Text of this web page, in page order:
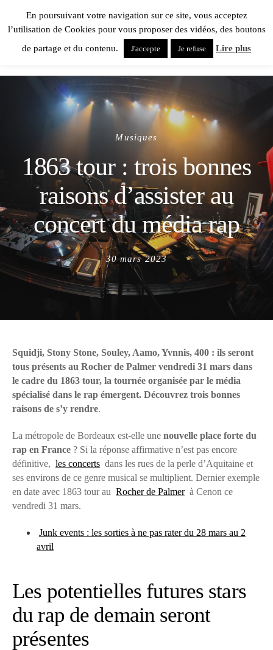
Musiques
1863 tour : trois bonnes
raisons d’assister au
concert du média rap
Posted
on
30 mars 2023
Squidji, Stony Stone, Souley, Aamo, Yvnnis, 400 : ils seront
tous présents au Rocher de Palmer vendredi 31 mars dans
le cadre du 1863 tour, la tournée organisée par le média
spécialisé dans le rap émergent. Découvrez trois bonnes
raisons de s’y rendre.
La métropole de Bordeaux est-elle une nouvelle place forte du
rap en France ? Si la réponse affirmative n’est pas encore
définitive, les concerts dans les rues de la perle d’Aquitaine et
ses environs de ce genre musical se multiplient. Dernier exemple
en date avec 1863 tour au Rocher de Palmer à Cenon ce
vendredi 31 mars.
Junk events : les sorties à ne pas rater du 28 mars au 2
avril
Les potentielles futures stars
du rap de demain seront
présentes
En poursuivant votre navigation sur ce site, vous acceptez
l’utilisation de Cookies pour vous proposer des vidéos, des boutons
de partage et du contenu.
J'accepte Je refuse Lire plus